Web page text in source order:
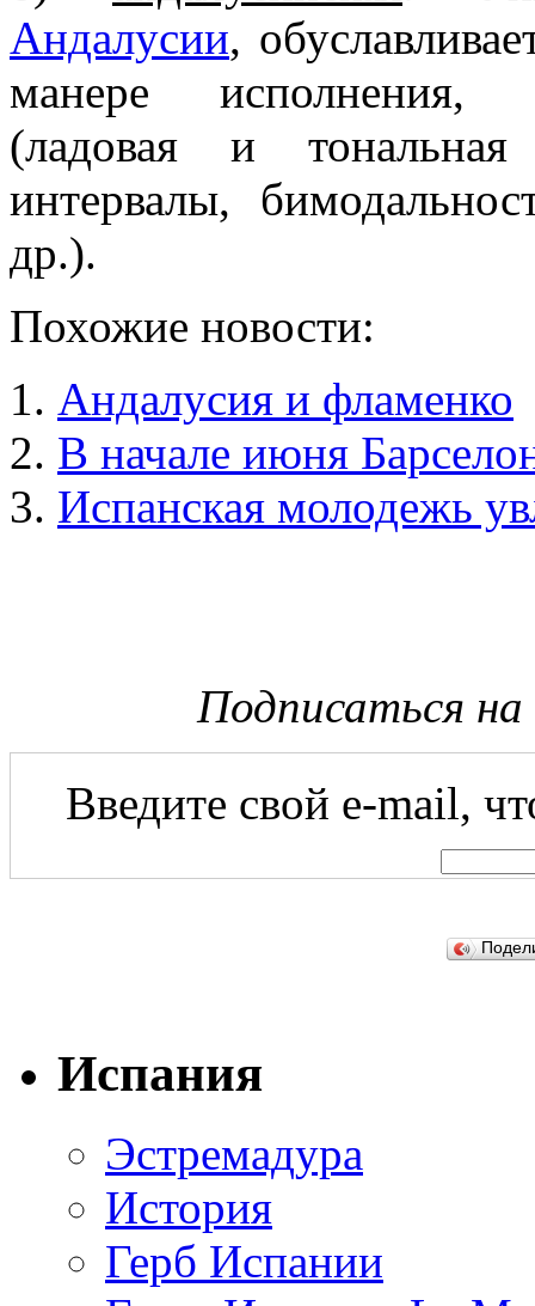
Андалусии,
манере исполнения,
(ладовая и тональная
интервалы,
др.).
Похожие новости:
Андалусия и фламенко
В начале июня
Испанская молодежь
Подписаться
Введите свой e-mail,
Испания
Эстремадура
История
Герб Испании